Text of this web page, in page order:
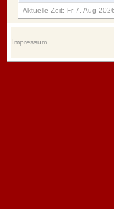
Aktuelle Zeit: Fr 7. Aug
Impressum